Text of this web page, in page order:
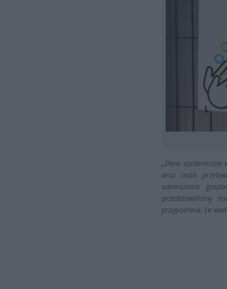
„Dane epidemiczne
oraz osób
odmrażanie
przedstawiliśmy
przypomina, że